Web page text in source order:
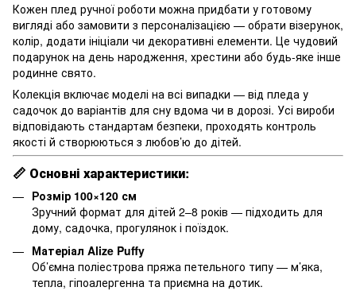
Кожен плед ручної роботи можна придбати у готовому
вигляді або замовити з персоналізацією — обрати візерунок,
колір, додати ініціали чи декоративні елементи. Це чудовий
подарунок на день народження, хрестини або будь-яке інше
родинне свято.
Колекція включає моделі на всі випадки — від пледа у
садочок до варіантів для сну вдома чи в дорозі. Усі вироби
відповідають стандартам безпеки, проходять контроль
якості й створюються з любов’ю до дітей.
📏 Основні характеристики:
Розмір 100×120 см
Зручний формат для дітей 2–8 років — підходить для
дому, садочка, прогулянок і поїздок.
Матеріал Alize Puffy
Об’ємна поліестрова пряжа петельного типу — м’яка,
тепла, гіпоалергенна та приємна на дотик.